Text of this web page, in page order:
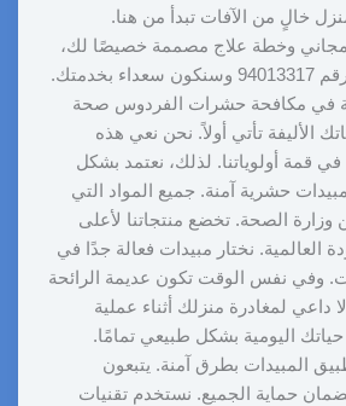
خالٍ من الآفات تبدأ من هنا.
وخطة علاج مصممة خصيصًا لك،
اتصل بنا الآن على الرقم 94013317 وسنكون سعداء بخدمتك.
في مكافحة حشرات الفردوس صحة
الأليفة تأتي أولاً. نحن نعي هذه
في قمة أولوياتنا. لذلك، نعتمد بشكل
حشرية آمنة. جميع المواد التي
الصحة. تخضع منتجاتنا لأعلى
العالمية. نختار مبيدات فعالة جدًا في
وفي نفس الوقت تكون عديمة الرائحة
داعي لمغادرة منزلك أثناء عملية
اليومية بشكل طبيعي تمامًا.
المبيدات بطرق آمنة. يتبعون
حماية الجميع. نستخدم تقنيات